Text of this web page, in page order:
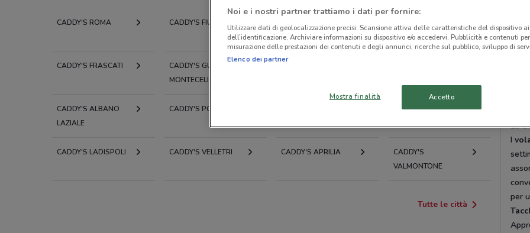
CADDY'S ROMA CADDY'S FIUMICINO
MONTEROTONDO
CADDY'S FRASCATI
CADDY'S GUIDONIA
MONTECELIO
CADDY'S ALBANO
LAZIALE
CADDY'S POMEZIA
CADDY'S
CADDY'S LADISPOLI CADDY'S VELLETRI CADDY'S APRILIA
CADDY'S
VALMONTONE
Tutte le città
Se
La
I
per
Noi e i nostri partner trattiamo i dati per fornire:
Utilizzare dati di geolocalizzazione precisi. Scansione attiva delle caratteristiche del dispositivo
dell’identificazione. Archiviare informazioni su dispositivo e/o accedervi. Pubblicità e contenuti
misurazione delle prestazioni dei contenuti e degli annunci, ricerche sul pubblico, sviluppo di
Elenco dei partner
Mostra finalità Accetto